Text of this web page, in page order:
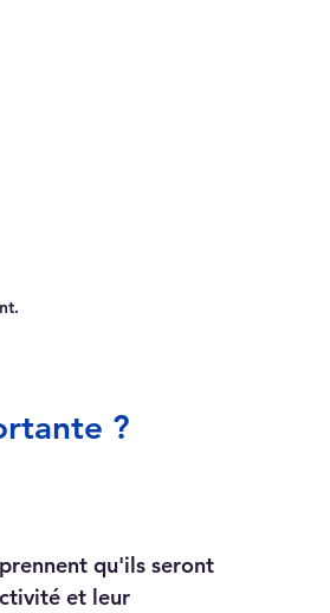
?
qu'ils seront
et leur